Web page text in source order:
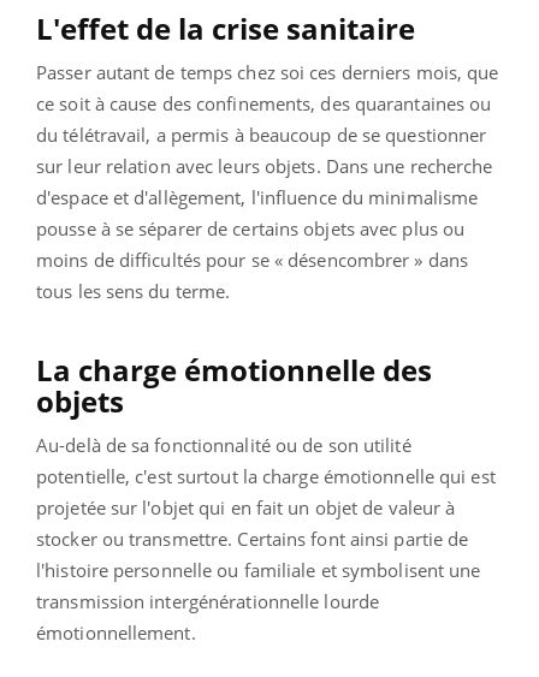
L'effet de la crise sanitaire
Passer autant de temps chez soi ces derniers mois, que
ce soit à cause des confinements, des quarantaines ou
du télétravail, a permis à beaucoup de se questionner
sur leur relation avec leurs objets. Dans une recherche
d'espace et d'allègement, l'influence du minimalisme
pousse à se séparer de certains objets avec plus ou
moins de difficultés pour se « désencombrer » dans
tous les sens du terme.
La charge émotionnelle des
objets
Au-delà de sa fonctionnalité ou de son utilité
potentielle, c'est surtout la charge émotionnelle qui est
projetée sur l'objet qui en fait un objet de valeur à
stocker ou transmettre. Certains font ainsi partie de
l'histoire personnelle ou familiale et symbolisent une
transmission intergénérationnelle lourde
émotionnellement.